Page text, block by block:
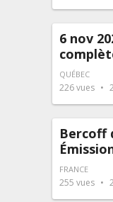
6 nov
QUÉBEC
226vues
Bercoff
FRANCE
255 vues